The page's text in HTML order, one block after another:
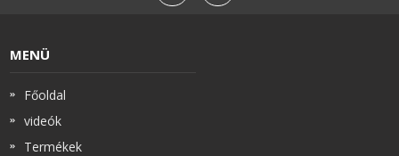
MENÜ
Főoldal
videók
Termékek